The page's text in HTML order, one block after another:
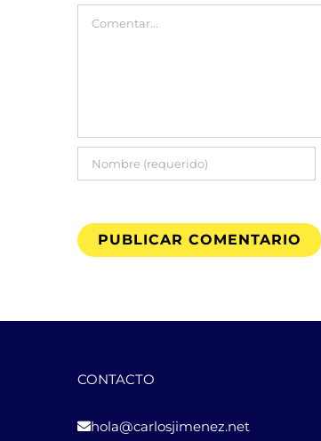
Comentar
CONTACTO
hola@carlosjimenez.net